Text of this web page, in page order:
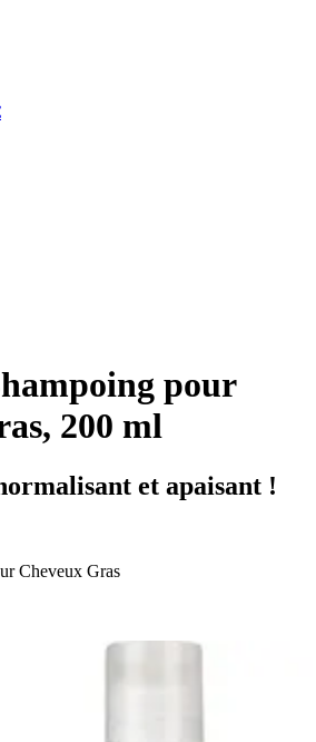
pour
200 ml
et apaisant !
Cheveux Gras